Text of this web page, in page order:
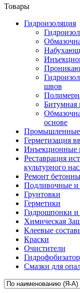
Товары
Гидроизоляция
швов
Битумная
основе
Герметизация
Инъекционные
Реставрация
культурного
Ремонт
Подливочные и
Грунтовки
Герметики
Гидрошпонки
Химическая
Клеевые
Краски
Очистители
Смазки для